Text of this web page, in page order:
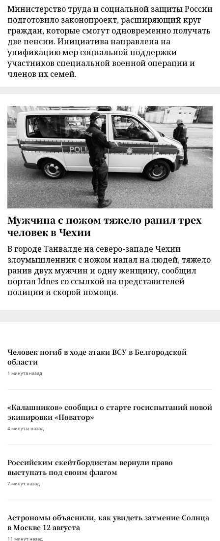
Министерство труда и социальной защиты России
подготовило законопроект, расширяющий круг
граждан, которые смогут одновременно получать
две пенсии. Инициатива направлена на
унификацию мер социальной поддержки
участников специальной военной операции и
членов их семей.
Мужчина с ножом тяжело ранил трех
человек в Чехии
В городе Танвалде на северо-западе Чехии
злоумышленник с ножом напал на людей, тяжело
ранив двух мужчин и одну женщину, сообщил
портал Idnes со ссылкой на представителей
полиции и скорой помощи.
Человек погиб в ходе атаки ВСУ в Белгородской
области
1 минута назад
«Калашников» сообщил о старте госиспытаний новой
экипировки «Новатор»
4 минуты назад
Российским скейтбордистам вернули право
выступать под своим флагом
7 минут назад
Астрономы объяснили, как увидеть затмение Солнца
в Москве 12 августа
11 минут назад